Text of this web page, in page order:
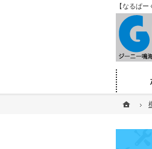
ホ
【なるぱ
ホ